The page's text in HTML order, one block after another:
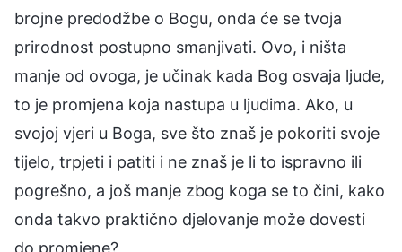
brojne predodžbe o Bogu, onda će se tvoja
prirodnost postupno smanjivati. Ovo, i ništa
manje od ovoga, je učinak kada Bog osvaja ljude,
to je promjena koja nastupa u ljudima. Ako, u
svojoj vjeri u Boga, sve što znaš je pokoriti svoje
tijelo, trpjeti i patiti i ne znaš je li to ispravno ili
pogrešno, a još manje zbog koga se to čini, kako
onda takvo praktično djelovanje može dovesti
do promjene?